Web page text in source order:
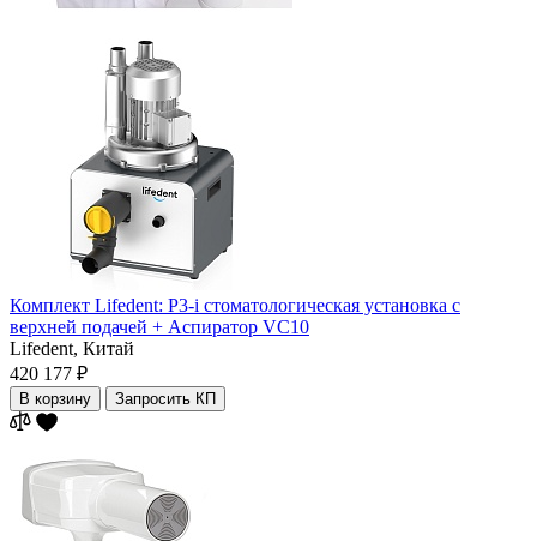
Комплект Lifedent: P3-i стоматологическая установка с
верхней подачей + Аспиратор VC10
Lifedent, Китай
420 177 ₽
В корзину Запросить КП